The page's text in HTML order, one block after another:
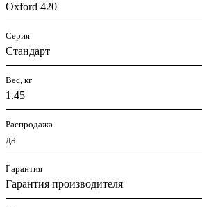
Oxford 420
Серия
Стандарт
Вес, кг
1.45
Распродажа
да
Гарантия
Гарантия производителя